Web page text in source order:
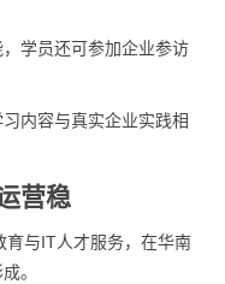
学员还可参加企业参访
内容与真实企业实践相
营稳
育与IT人才服务，在华南
。